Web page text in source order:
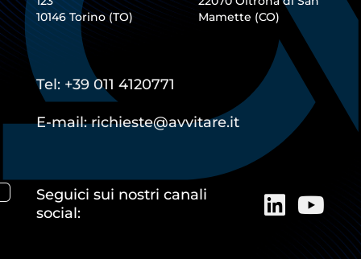
10146 Torino(TO)
Mamette (CO)
Tel: +39 011 4120771
E-mail: richieste@avvitare.it
Seguici sui nostri canali
social: